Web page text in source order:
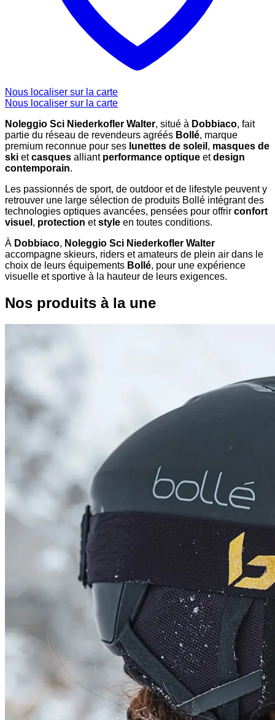
Nous localiser sur la carte
Nous localiser sur la carte
Noleggio Sci Niederkofler Walter, situé à Dobbiaco, fait
partie du réseau de revendeurs agréés Bollé, marque
premium reconnue pour ses lunettes de soleil , masques de
ski etcasques alliant performance optique etdesign
contemporain.
Les passionnés de sport, de outdoor et de lifestyle peuvent y
retrouver une large sélection de produits Bollé intégrant des
technologies optiques avancées, pensées pour offrir confort
visuel , protection etstyle en toutes conditions.
À Dobbiaco, Noleggio Sci Niederkofler Walter
accompagne skieurs, riders et amateurs de plein air dans le
choix de leurs équipements Bollé, pour une expérience
visuelle et sportive à la hauteur de leurs exigences.
Nos produits à la une